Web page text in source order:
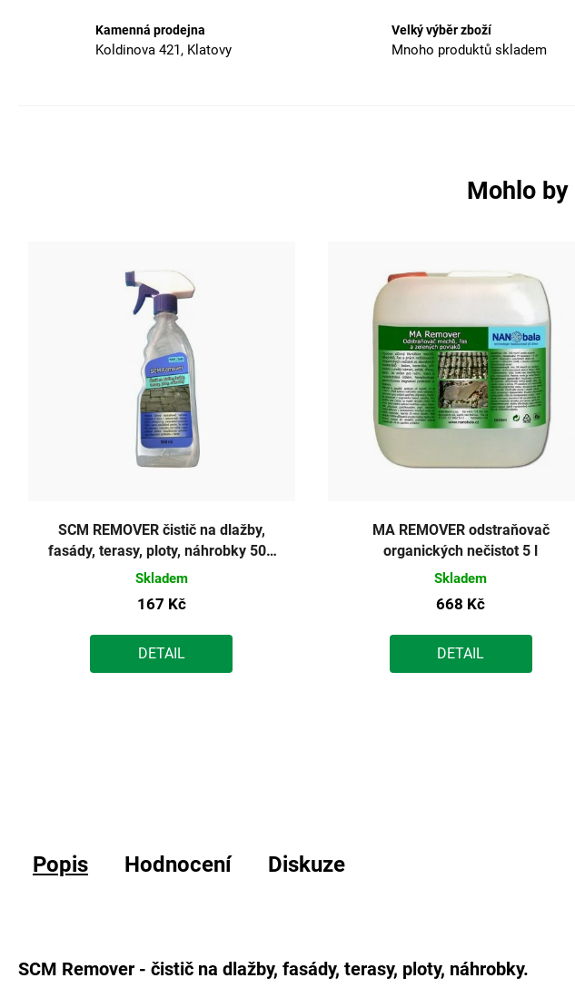
Kamenná prodejna
Koldinova 421, Klatovy
Velký výběr zboží
Mnoho produktů skladem
Mohlo
SCM REMOVER čistič na dlažby,
fasády, terasy, ploty, náhrobky 500
ml
Skladem
167 Kč
DETAIL
MA REMOVER odstraňovač
organických nečistot 5 l
Skladem
668 Kč
DETAIL
Popis Hodnocení Diskuze
SCM Remover - čistič na dlažby, fasády, terasy, ploty, náhrobky.